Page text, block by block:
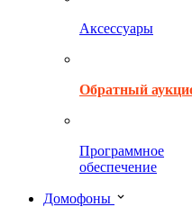
Аксессуары
Обратный
Программное
обеспечение
Домофоны